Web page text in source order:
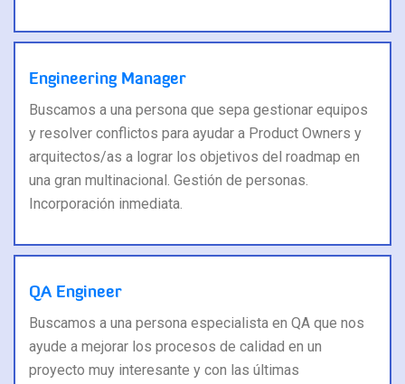
Engineering Manager
Buscamos a una persona que sepa gestionar equipos
y resolver conflictos para ayudar a Product Owners y
arquitectos/as a lograr los objetivos del roadmap en
una gran multinacional. Gestión de personas.
Incorporación inmediata.
QA Engineer
Buscamos a una persona especialista en QA que nos
ayude a mejorar los procesos de calidad en un
proyecto muy interesante y con las últimas